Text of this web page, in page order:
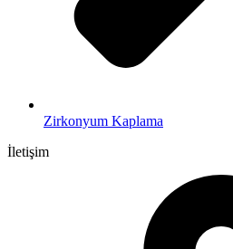
Zirkonyum Kaplama
İletişim